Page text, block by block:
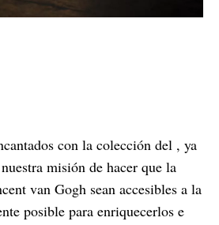
con la colección del , ya
misión de hacer que la
van Gogh sean accesibles a la
posible para enriquecerlos e